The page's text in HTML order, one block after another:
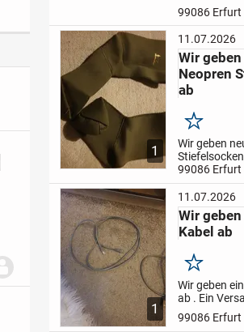
oderGute
jung Fische
Garnelen.
einfach
99086 Erfurt
1
11.07.2026
Wir
Neopren
ab
Merken
Wir geben
sind neu und
unbenutzt.
Interesse
melden.Mfg
99086 Erfurt
1
11.07.2026
Wir
Kabel ab
Merken
Wir geben
ab . Ein
leider nicht
Interesse
99086 Erfurt